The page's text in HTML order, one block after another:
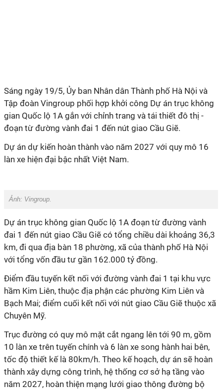
Sáng ngày 19/5, Ủy ban Nhân dân Thành phố Hà Nội và
Tập đoàn Vingroup phối hợp khởi công Dự án trục không
gian Quốc lộ 1A gắn với chỉnh trang và tái thiết đô thị -
đoạn từ đường vành đai 1 đến nút giao Cầu Giẽ.
Dự án dự kiến hoàn thành vào năm 2027 với quy mô 16
làn xe hiện đại bậc nhất Việt Nam.
Ảnh: Vingroup.
Dự án trục không gian Quốc lộ 1A đoạn từ đường vành
đai 1 đến nút giao Cầu Giẽ có tổng chiều dài khoảng 36,3
km, đi qua địa bàn 18 phường, xã của thành phố Hà Nội
với tổng vốn đầu tư gần 162.000 tỷ đồng.
Điểm đầu tuyến kết nối với đường vành đai 1 tại khu vực
hầm Kim Liên, thuộc địa phận các phường Kim Liên và
Bạch Mai; điểm cuối kết nối với nút giao Cầu Giẽ thuộc xã
Chuyên Mỹ.
Trục đường có quy mô mặt cắt ngang lên tới 90 m, gồm
10 làn xe trên tuyến chính và 6 làn xe song hành hai bên,
tốc độ thiết kế là 80km/h. Theo kế hoạch, dự án sẽ hoàn
thành xây dựng công trình, hệ thống cơ sở hạ tầng vào
năm 2027, hoàn thiện mạng lưới giao thông đường bộ